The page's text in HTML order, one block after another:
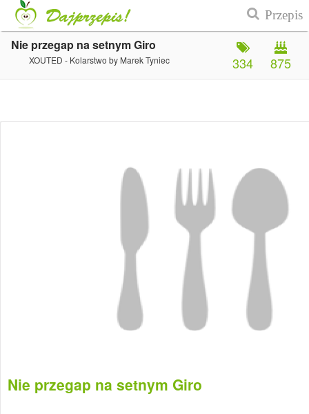
Nie przegap na setnym Giro
XOUTED - Kolarstwo by Marek Tyniec 875
334
Nie przegap na setnym Giro